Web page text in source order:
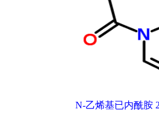
N-乙烯基已内酰胺